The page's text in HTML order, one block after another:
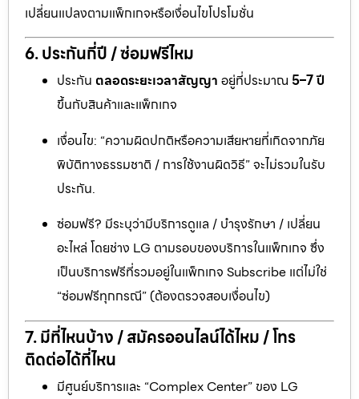
เปลี่ยนแปลงตามแพ็กเกจหรือเงื่อนไขโปรโมชั่น
6. ประกันกี่ปี / ซ่อมฟรีไหม
ประกัน ตลอดระยะเวลาสัญญา อยู่ที่ประมาณ 5–7 ปี
ขึ้นกับสินค้าและแพ็กเกจ
เงื่อนไข: “ความผิดปกติหรือความเสียหายที่เกิดจากภัย
พิบัติทางธรรมชาติ / การใช้งานผิดวิธี” จะไม่รวมในรับ
ประกัน.
ซ่อมฟรี? มีระบุว่ามีบริการดูแล / บำรุงรักษา / เปลี่ยน
อะไหล่ โดยช่าง LG ตามรอบของบริการในแพ็กเกจ ซึ่ง
เป็นบริการฟรีที่รวมอยู่ในแพ็กเกจ Subscribe แต่ไม่ใช่
“ซ่อมฟรีทุกกรณี” (ต้องตรวจสอบเงื่อนไข)
7. มีที่ไหนบ้าง / สมัครออนไลน์ได้ไหม / โทร
ติดต่อได้ที่ไหน
มีศูนย์บริการและ “Complex Center” ของ LG